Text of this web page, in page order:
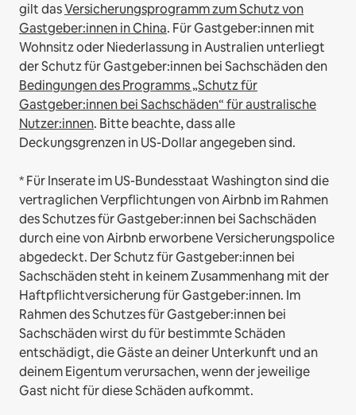
gilt dasVersicherungsprogramm zum Schutz von
Gastgeber:innen in China. Für Gastgeber:innen mit
Wohnsitz oder Niederlassung in Australien unterliegt
der Schutz für Gastgeber:innen bei Sachschäden den
Bedingungen des Programms „Schutz für
Gastgeber:innen bei Sachschäden“ für australische
Nutzer:innen. Bitte beachte, dass alle
Deckungsgrenzen in US-Dollar angegeben sind.
* Für Inserate im US-Bundesstaat Washington sind die
vertraglichen Verpflichtungen von Airbnb im Rahmen
des Schutzes für Gastgeber:innen bei Sachschäden
durch eine von Airbnb erworbene Versicherungspolice
abgedeckt. Der Schutz für Gastgeber:innen bei
Sachschäden steht in keinem Zusammenhang mit der
Haftpflichtversicherung für Gastgeber:innen. Im
Rahmen des Schutzes für Gastgeber:innen bei
Sachschäden wirst du für bestimmte Schäden
entschädigt, die Gäste an deiner Unterkunft und an
deinem Eigentum verursachen, wenn der jeweilige
Gast nicht für diese Schäden aufkommt.